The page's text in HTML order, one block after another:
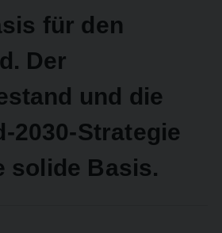
für den
Der
und die
2030-Strategie
solide Basis.